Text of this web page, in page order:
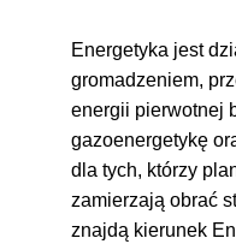
Energetyka jest
gromadzeniem,
energii pierwotnej
gazoenergetykę
dla tych, którzy
zamierzają obrać
znajdą kierunek